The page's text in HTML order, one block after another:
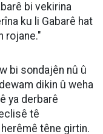
bi vekirina
ku li Gabarê hat
rojane."
bi sondajên nû û
dikin û weha
ya derbarê
tê
têne girtin.